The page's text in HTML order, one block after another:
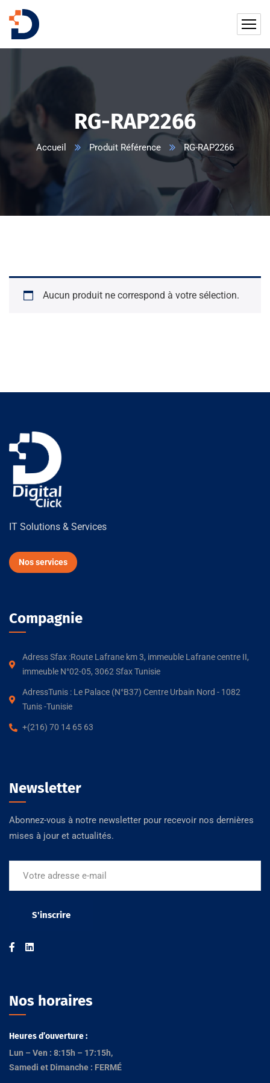
RG-RAP2266
Accueil Produit Référence RG-RAP2266
Aucun produit ne correspond à votre sélection.
IT Solutions & Services
Nos services
Compagnie
Adress Sfax :Route Lafrane km 3, immeuble Lafrane centre II,
immeuble N°02-05, 3062 Sfax Tunisie
AdressTunis : Le Palace (N°B37) Centre Urbain Nord - 1082
Tunis -Tunisie
+(216) 70 14 65 63
Newsletter
Abonnez-vous à notre newsletter pour recevoir nos dernières
mises à jour et actualités.
Nos horaires
Heures d’ouverture :
Lun – Ven : 8:15h – 17:15h,
Samedi et Dimanche : FERMÉ